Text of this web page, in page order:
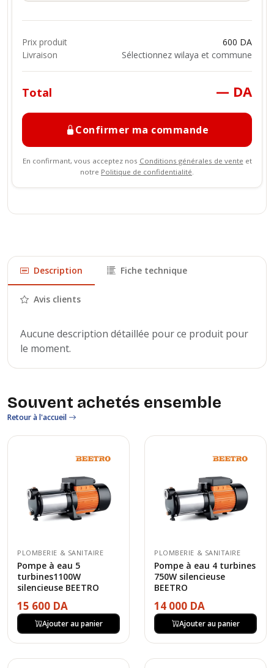
Prix produit
600 DA
Livraison
Sélectionnez wilaya et commune
Total — DA
Confirmer ma commande
En confirmant, vous acceptez nos Conditions générales de vente et
notre Politique de confidentialité.
Description Fiche technique
Avis clients
Aucune description détaillée pour ce produit pour
le moment.
Souvent achetés ensemble
Retour à l'accueil
PLOMBERIE & SANITAIRE
Pompe à eau 5
turbines1100W
silencieuse BEETRO
15 600 DA
Ajouter au panier
PLOMBERIE & SANITAIRE
Pompe à eau 4 turbines
750W silencieuse
BEETRO
14 000 DA
Ajouter au panier